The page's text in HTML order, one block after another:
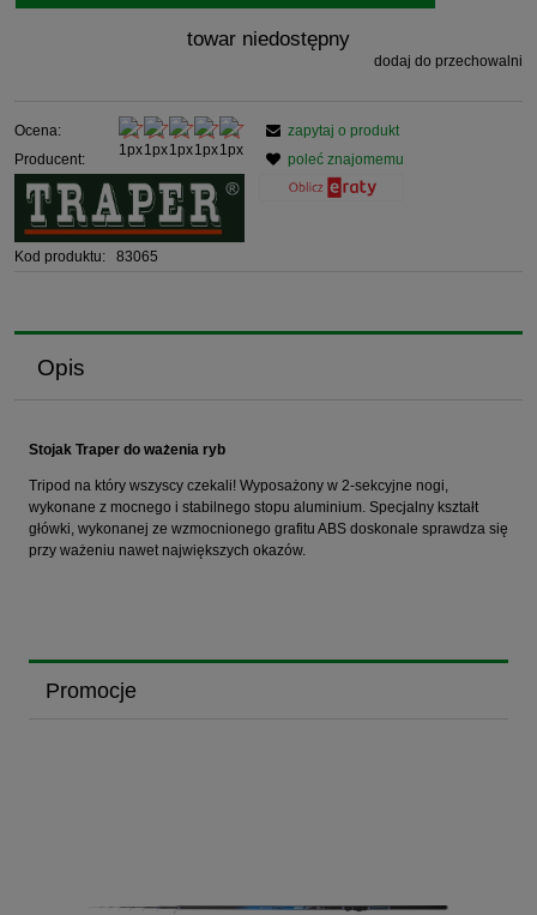
towar niedostępny
dodaj do przechowalni
Ocena:
Producent:
Kod produktu: 83065
zapytaj o produkt
poleć znajomemu
Opis
Stojak Traper do ważenia ryb
Tripod na który wszyscy czekali! Wyposażony w 2-sekcyjne nogi,
wykonane z mocnego i stabilnego stopu aluminium. Specjalny kształt
główki, wykonanej ze wzmocnionego grafitu ABS doskonale sprawdza się
przy ważeniu nawet największych okazów.
Promocje